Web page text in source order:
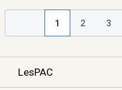
1 2 3
LesPAC